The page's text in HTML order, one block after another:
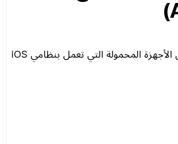
إعداد Intune لإدارة Notion على الأجهزة المحمولة التي تعمل بنظامي iOS